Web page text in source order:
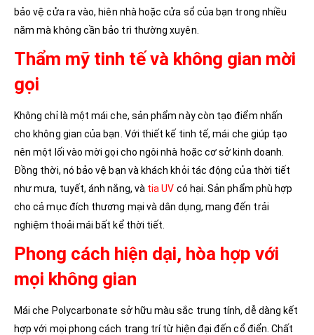
bảo vệ cửa ra vào, hiên nhà hoặc cửa sổ của bạn trong nhiều
năm mà không cần bảo trì thường xuyên.
Thẩm mỹ tinh tế và không gian mời
gọi
Không chỉ là một mái che, sản phẩm này còn tạo điểm nhấn
cho không gian của bạn. Với thiết kế tinh tế, mái che giúp tạo
nên một lối vào mời gọi cho ngôi nhà hoặc cơ sở kinh doanh.
Đồng thời, nó bảo vệ bạn và khách khỏi tác động của thời tiết
như mưa, tuyết, ánh nắng, và tia UV có hại. Sản phẩm phù hợp
cho cả mục đích thương mại và dân dụng, mang đến trải
nghiệm thoải mái bất kể thời tiết.
Phong cách hiện dại, hòa hợp với
mọi không gian
Mái che Polycarbonate sở hữu màu sắc trung tính, dễ dàng kết
hợp với mọi phong cách trang trí từ hiện đại đến cổ điển. Chất